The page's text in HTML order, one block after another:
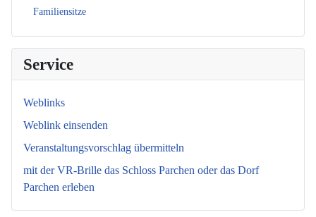
Familiensitze
Service
Weblinks
Weblink einsenden
Veranstaltungsvorschlag übermitteln
mit der VR-Brille das Schloss Parchen oder das Dorf
Parchen erleben